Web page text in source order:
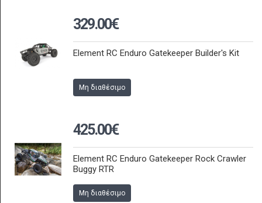
329.00€
Element RC Enduro Gatekeeper Builder's Kit
Μη διαθέσιμο
425.00€
Element RC Enduro Gatekeeper Rock Crawler
Buggy RTR
Μη διαθέσιμο